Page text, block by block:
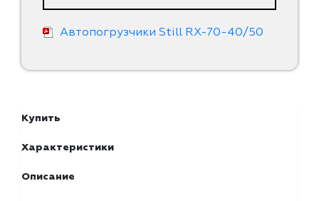
Автопогрузчики Still RX-70-40/50
Купить
Характеристики
Описание